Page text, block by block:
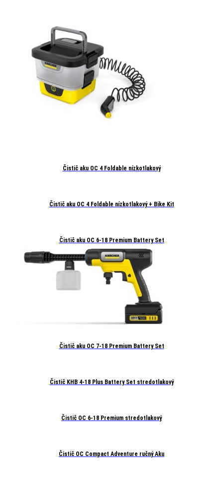
Čistič aku OC 4 Foldable nízkotlakový
Čistič aku OC 4 Foldable nízkotlakový + Bike Kit
Čistič aku OC 6-18 Premium Battery Set
Čistič aku OC 7-18 Premium Battery Set
Čistič KHB 4-18 Plus Battery Set stredotlakový
Čistič OC 6-18 Premium stredotlakový
Čistič OC Compact Adventure ručný Aku